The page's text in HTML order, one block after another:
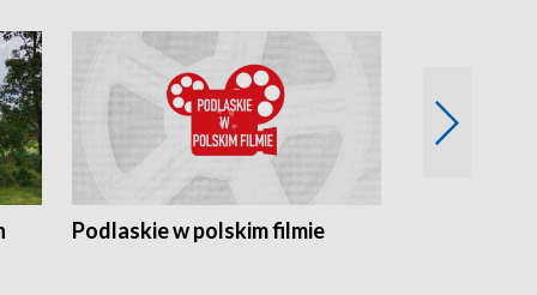
Podlaskie w polskim filmie